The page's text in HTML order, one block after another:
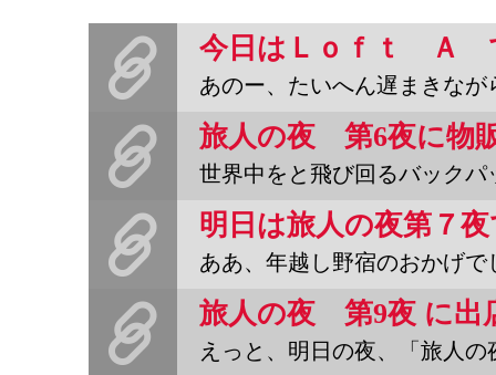
あのー、たいへん遅まきながら、あけましておめでとうございます
世界中をと飛び回るバックパッカーも、旅に憧れるパッカー予備軍も
ああ、年越し野宿のおかげでしょうか。人生を正しくより低迷させら
えっと、明日の夜、「旅人の夜」に出店します。というか遊びにゆ